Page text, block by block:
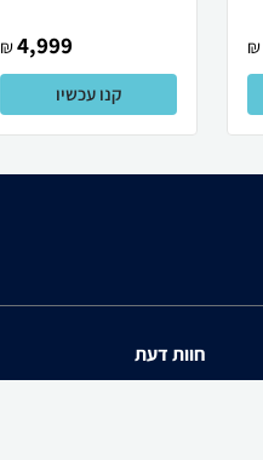
₪
4,999
₪
קנו עכשיו
חוות דעת